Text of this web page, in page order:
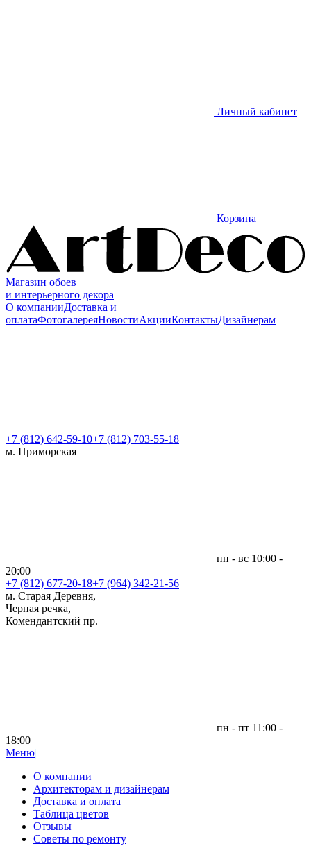
Личный кабинет
Корзина
Магазин обоев
и интерьерного декора
О компанииДоставка и
оплатаФотогалереяНовостиАкцииКонтактыДизайнерам
+7 (812) 642-59-10+7 (812) 703-55-18
м. Приморская
пн - вс 10:00 -
20:00
+7 (812) 677-20-18+7 (964) 342-21-56
м. Старая Деревня,
Черная речка,
Комендантский пр.
пн - пт 11:00 -
18:00
Меню|
О компании
Архитекторам и дизайнерам
Доставка и оплата
Таблица цветов
Отзывы
Советы по ремонту